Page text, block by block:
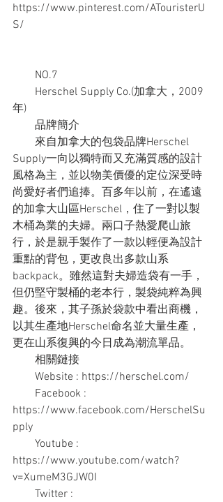
https://www.pinterest.com/ATouristerU
S/
NO.7
Herschel Supply Co.(加拿大，2009
年)
品牌簡介
來自加拿大的包袋品牌Herschel
Supply一向以獨特而又充滿質感的設計
風格為主，並以物美價優的定位深受時
尚愛好者們追捧。百多年以前，在遙遠
的加拿大山區Herschel，住了一對以製
木桶為業的夫婦。兩口子熱愛爬山旅
行，於是親手製作了一款以輕便為設計
重點的背包，更改良出多款山系
backpack。雖然這對夫婦造袋有一手，
但仍堅守製桶的老本行，製袋純粹為興
趣。後來，其子孫於袋款中看出商機，
以其生產地Herschel命名並大量生產，
更在山系復興的今日成為潮流單品。
相關鏈接
Website : https://herschel.com/
Facebook :
https://www.facebook.com/HerschelSu
pply
Youtube :
https://www.youtube.com/watch?
v=XumeM3GJW0I
Twitter :